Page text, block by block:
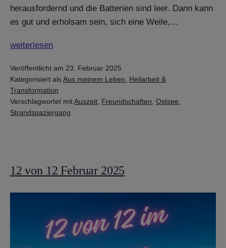
herausfordernd und die Batterien sind leer. Dann kann
es gut und erholsam sein, sich eine Weile,…
Wie
es
ist,
eine
Auszeit
weiterlesen
Veröffentlicht am 23. Februar 2025
Kategorisiert alsAus meinem Leben, Heilarbeit &
Transformation
Verschlagwortet mitAuszeit, Freundschaften, Ostsee,
Strandspaziergang
12 von 12 Februar 2025